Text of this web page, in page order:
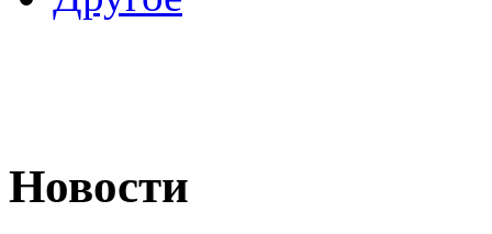
Новости